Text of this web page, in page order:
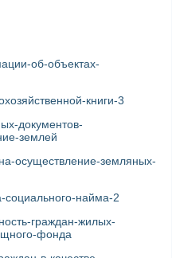
об-объектах-
книги-3
документов-
землей
осуществление-земляных-
социального-найма-2
граждан-жилых-
фонда